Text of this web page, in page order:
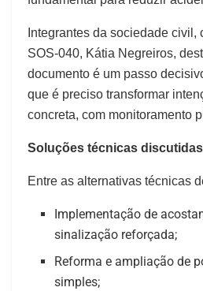
Integrantes da sociedade civil,
SOS‑040, Kátia Negreiros,
documento é um passo
que é preciso transformar
concreta, com monitoramento
Soluções técnicas discutidas
Entre as alternativas técnicas
Implementação de
sinalização reforçada;
Reforma e ampliação de
simples;